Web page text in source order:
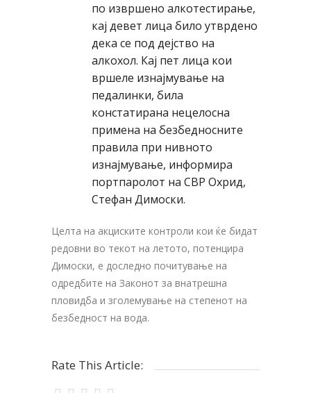
по извршено алкотестирање,
кај девет лица било утврдено
дека се под дејство на
алкохол. Кај пет лица кои
вршеле изнајмување на
педалинки, била
констатирана нецелосна
примена на безбедносните
правила при нивното
изнајмување, информира
портпаролот на СВР Охрид,
Стефан Димоски.
Целта на акциските контроли кои ќе бидат
редовни во текот на летото, потенцира
Димоски, е доследно почитување на
одредбите на Законот за внатрешна
пловидба и зголемување на степенот на
безбедност на вода.
Rate This Article: